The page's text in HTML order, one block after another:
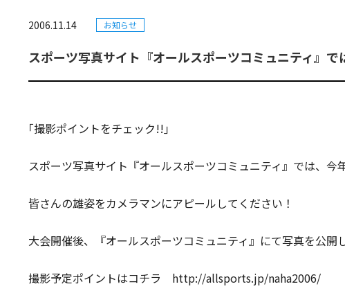
スポーツ写真サイト『オールスポーツコミュニティ』
2006.11.14 お知らせ
｢撮影ポイントをチェック!!｣
スポーツ写真サイト『オールスポーツコミュニティ』では、今
皆さんの雄姿をカメラマンにアピールしてください！
大会開催後、『オールスポーツコミュニティ』にて写真を公開
撮影予定ポイントはコチラ http://allsports.jp/naha2006/